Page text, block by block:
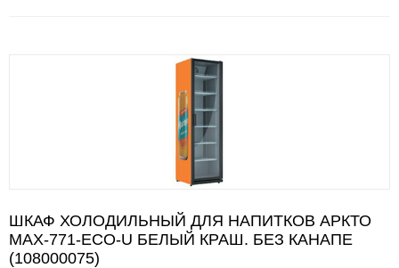
ШКАФ ХОЛОДИЛЬНЫЙ ДЛЯ НАПИТКОВ АРКТО
MAX-771-ECO-U БЕЛЫЙ КРАШ. БЕЗ КАНАПЕ
(108000075)